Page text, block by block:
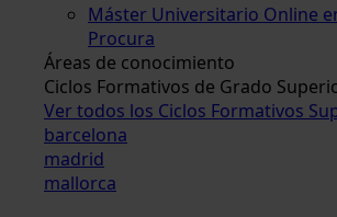
Máster Universitario Online
Procura
Áreas de conocimiento
Ciclos Formativos de Grado
Ver todos los Ciclos Formativos
barcelona
madrid
mallorca